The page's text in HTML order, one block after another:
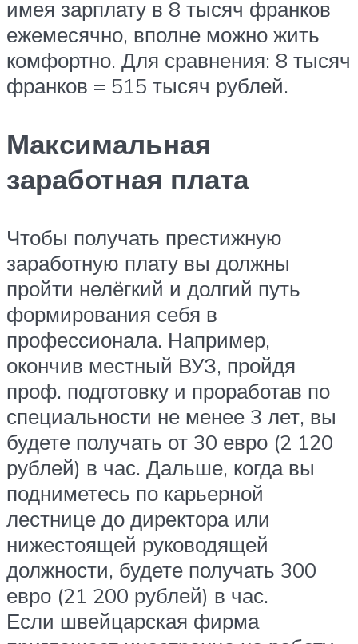
имея зарплату в 8 тысяч франков
ежемесячно, вполне можно жить
комфортно. Для сравнения: 8 тысяч
франков = 515 тысяч рублей.
Максимальная
заработная плата
Чтобы получать престижную
заработную плату вы должны
пройти нелёгкий и долгий путь
формирования себя в
профессионала. Например,
окончив местный ВУЗ, пройдя
проф. подготовку и проработав по
специальности не менее 3 лет, вы
будете получать от 30 евро (2 120
рублей) в час. Дальше, когда вы
подниметесь по карьерной
лестнице до директора или
нижестоящей руководящей
должности, будете получать 300
евро (21 200 рублей) в час.
Если швейцарская фирма